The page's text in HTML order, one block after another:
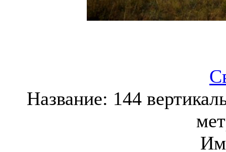
Название: 144